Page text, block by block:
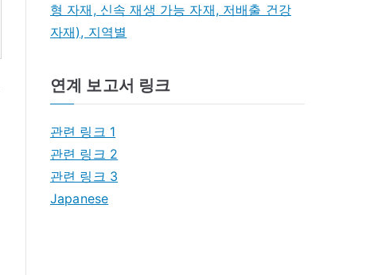
형 자재, 신속 재생 가능 자재, 저배출 건강
자재), 지역별
연계 보고서 링크
관련 링크 1
관련 링크 2
관련 링크 3
Japanese